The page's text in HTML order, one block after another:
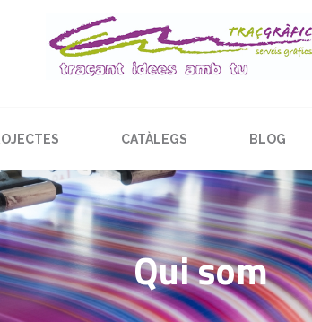
CATÀLEGS BLOG
Qui som